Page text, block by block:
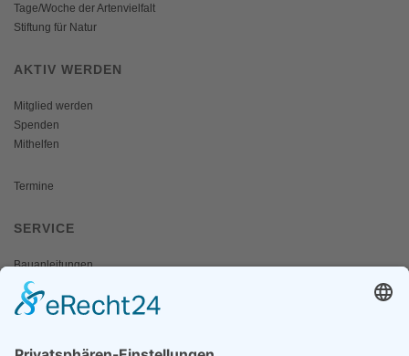
Tage/Woche der Artenvielfalt
Stiftung für Natur
AKTIV WERDEN
Mitglied werden
Spenden
Mithelfen
Termine
SERVICE
Bauanleitungen
Schulangebote
Shop